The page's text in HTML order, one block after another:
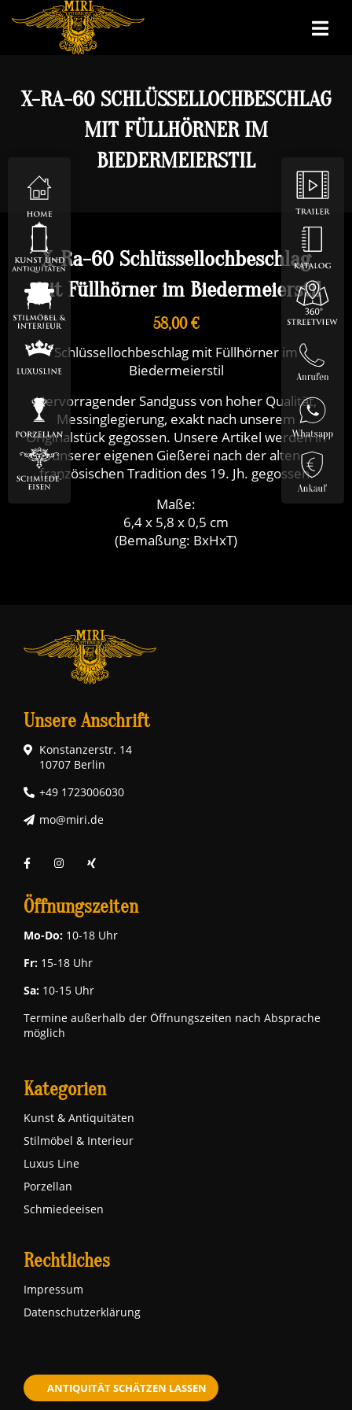
X-RA-60 SCHLÜSSELLOCHBESCHLAG
MIT FÜLLHÖRNER IM
BIEDERMEIERSTIL
X-Ra-60 Schlüssellochbeschlag
mit Füllhörner im Biedermeierstil
58,00 €
Schlüssellochbeschlag mit Füllhörner im
Biedermeierstil
Hervorragender Sandguss von hoher Qualität,
Messinglegierung, exakt nach unserem
Originalstück gegossen. Unsere Artikel werden in
unserer eigenen Gießerei nach der alten
französischen Tradition des 19. Jh. gegossen.
Maße:
6,4 x 5,8 x 0,5 cm
(Bemaßung: BxHxT)
Unsere Anschrift
Konstanzerstr. 14
10707 Berlin
+49 1723006030
mo@miri.de
Öffnungszeiten
Mo-Do: 10-18 Uhr
Fr: 15-18 Uhr
Sa: 10-15 Uhr
Termine außerhalb der Öffnungszeiten nach Absprache
möglich
Kategorien
Kunst & Antiquitäten
Stilmöbel & Interieur
Luxus Line
Porzellan
Schmiedeeisen
Rechtliches
Impressum
Datenschutzerklärung
ANTIQUITÄT SCHÄTZEN LASSEN